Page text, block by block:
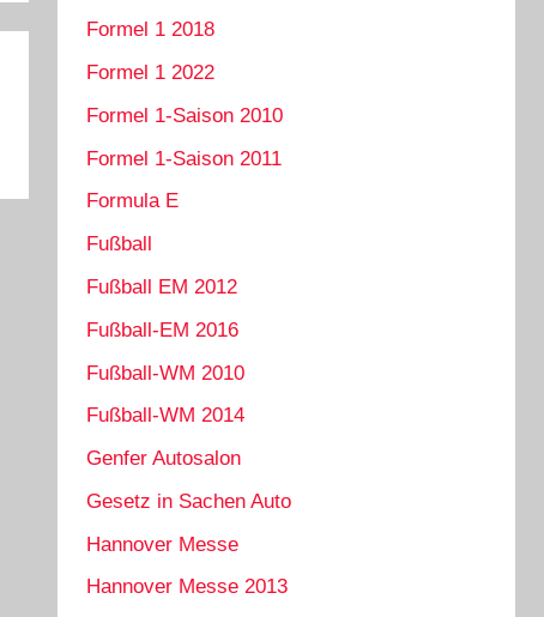
Formel 1 2018
Formel 1 2022
Formel 1-Saison 2010
Formel 1-Saison 2011
Formula E
Fußball
Fußball EM 2012
Fußball-EM 2016
Fußball-WM 2010
Fußball-WM 2014
Genfer Autosalon
Gesetz in Sachen Auto
Hannover Messe
Hannover Messe 2013